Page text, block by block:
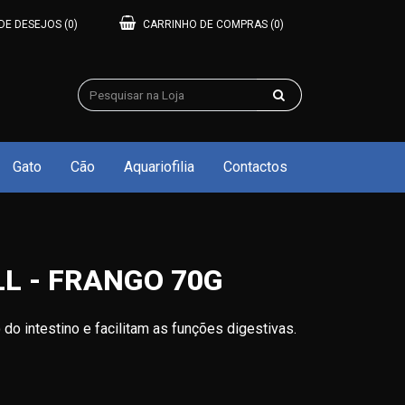
DESEJOS (0) CARRINHO DE COMPRAS (0)
Gato Cão Aquariofilia Contactos
- FRANGO 70G
intestino e facilitam as funções digestivas.